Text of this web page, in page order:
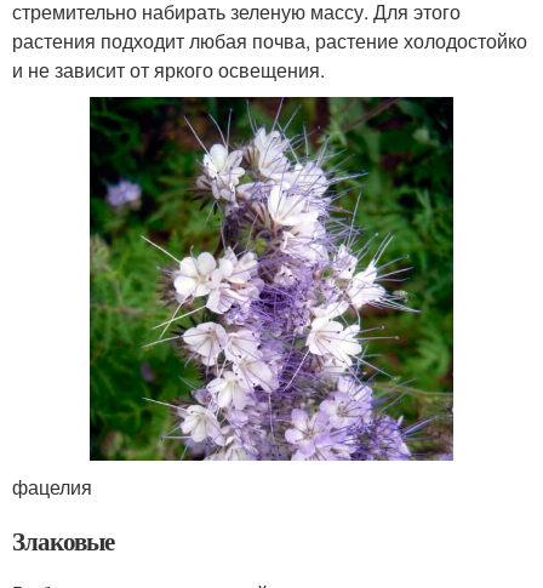
стремительно набирать зеленую массу. Для этого
растения подходит любая почва, растение холодостойко
и не зависит от яркого освещения.
фацелия
Злаковые